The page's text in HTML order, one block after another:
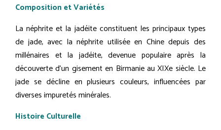
Composition et Variétés
La néphrite et la jadéite constituent les principaux types
de jade, avec la néphrite utilisée en Chine depuis des
millénaires et la jadéite, devenue populaire après la
découverte d'un gisement en Birmanie au XIXe siècle. Le
jade se décline en plusieurs couleurs, influencées par
diverses impuretés minérales.
Histoire Culturelle